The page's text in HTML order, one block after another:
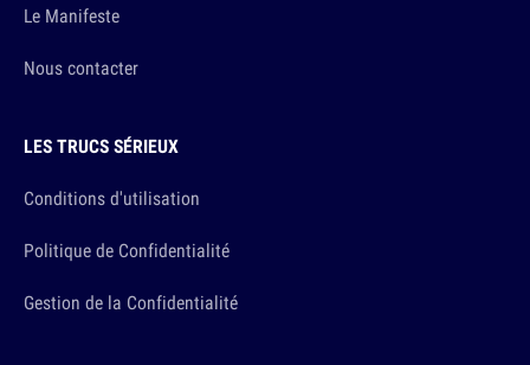
Le Manifeste
Nous contacter
LES TRUCS SÉRIEUX
Conditions d'utilisation
Politique de Confidentialité
Gestion de la Confidentialité